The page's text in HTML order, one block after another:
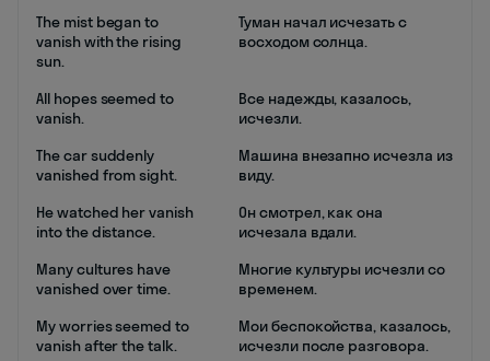
The mist began to
vanish with the rising
sun.
Туман начал исчезать с
восходом солнца.
All hopes seemed to
vanish.
Все надежды, казалось,
исчезли.
The car suddenly
vanished from sight.
Машина внезапно исчезла из
виду.
He watched her vanish
into the distance.
Он смотрел, как она
исчезала вдали.
Many cultures have
vanished over time.
Многие культуры исчезли со
временем.
My worries seemed to
vanish after the talk.
Мои беспокойства, казалось,
исчезли после разговора.